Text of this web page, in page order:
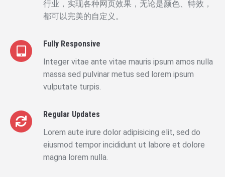
行业，实现各种网页效果，无论是颜色、特效，
都可以完美的自定义。
Fully Responsive
Integer vitae ante vitae mauris ipsum amos nulla
massa sed pulvinar metus sed lorem ipsum
vulputate turpis.
Regular Updates
Lorem aute irure dolor adipisicing elit, sed do
eiusmod tempor incididunt ut labore et dolore
magna lorem nulla.